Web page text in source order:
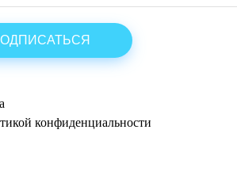
конфиденциальности